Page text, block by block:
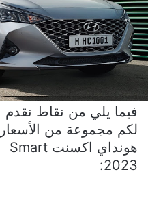
فيما يلي من نقاط نقدم
لكم مجموعة من الأسعار
هونداي اكسنت Smart
2023
: